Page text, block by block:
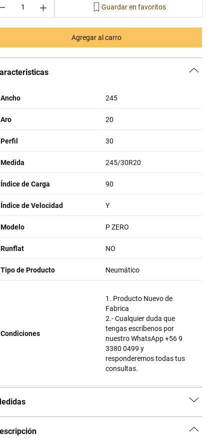
＋
Agregar al carro
Ancho 245
Aro 20
Perfil 30
Medida 245/30R20
Índice de Carga 90
Índice de Velocidad Y
Modelo P ZERO
Runflat NO
Tipo de Producto Neumático
Condiciones
1. Producto Nuevo de
Fabrica
2.- Cualquier duda que
tengas escríbenos por
nuestro WhatsApp +56 9
3380 0499 y
responderemos todas tus
consultas.